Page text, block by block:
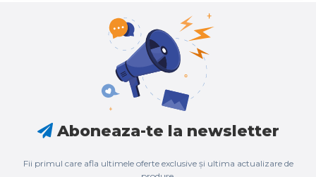
Aboneaza-te la newsletter
Fii primul care afla ultimele oferte exclusive și ultima actualizare de